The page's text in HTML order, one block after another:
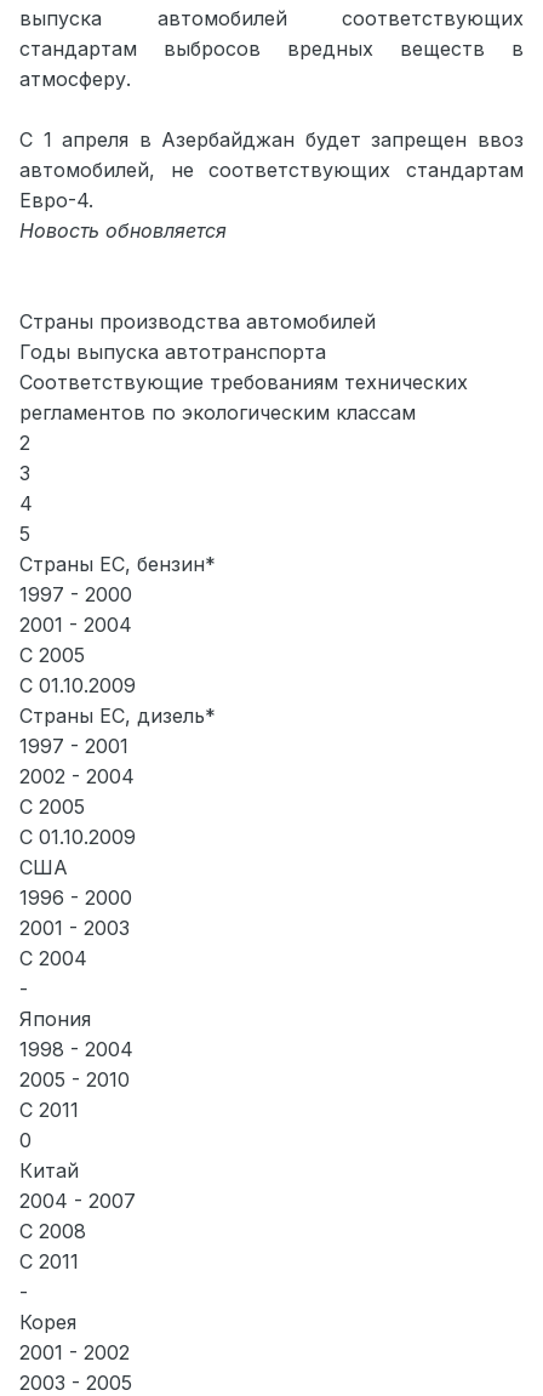
выпуска автомобилей соответствующих
стандартам выбросов вредных веществ в
атмосферу.
С 1 апреля в Азербайджан будет запрещен ввоз
автомобилей, не соответствующих стандартам
Евро-4.
Новость обновляется
Страны производства автомобилей
Годы выпуска автотранспорта
Соответствующие требованиям технических
регламентов по экологическим классам
2
3
4
5
Страны ЕС, бензин*
1997 - 2000
2001 - 2004
С 2005
С 01.10.2009
Страны ЕС, дизель*
1997 - 2001
2002 - 2004
С 2005
С 01.10.2009
США
1996 - 2000
2001 - 2003
С 2004
-
Япония
1998 - 2004
2005 - 2010
С 2011
0
Китай
2004 - 2007
С 2008
С 2011
-
Корея
2001 - 2002
2003 - 2005